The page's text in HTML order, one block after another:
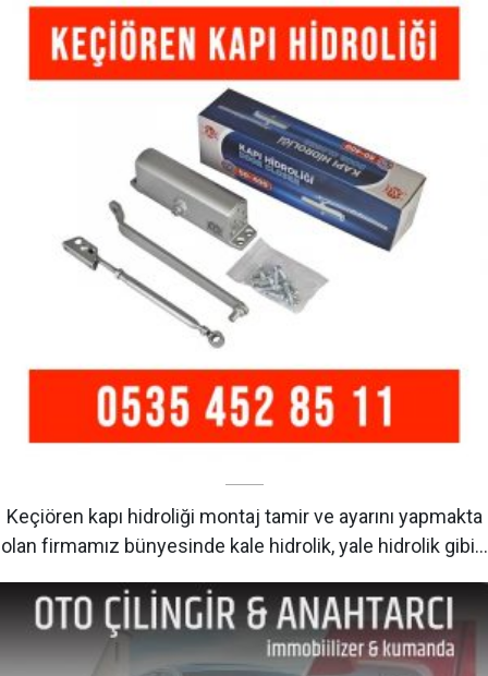
Keçiören kapı hidroliği montaj tamir ve ayarını yapmakta
olan firmamız bünyesinde kale hidrolik, yale hidrolik gibi…